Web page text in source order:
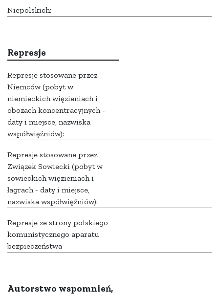
Niepolskich:
Represje
Represje stosowane przez
Niemców (pobyt w
niemieckich więzieniach i
obozach koncentracyjnych -
daty i miejsce, nazwiska
współwięźniów):
Represje stosowane przez
Związek Sowiecki (pobyt w
sowieckich więzieniach i
łagrach - daty i miejsce,
nazwiska współwięźniów):
Represje ze strony polskiego
komunistycznego aparatu
bezpieczeństwa
Autorstwo wspomnień,